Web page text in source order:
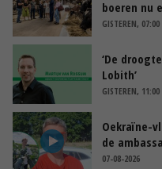
boeren nu
GISTEREN, 07:00
‘De
Lobith’
GISTEREN, 11:00
Oekraïne-
de
07-08-2026